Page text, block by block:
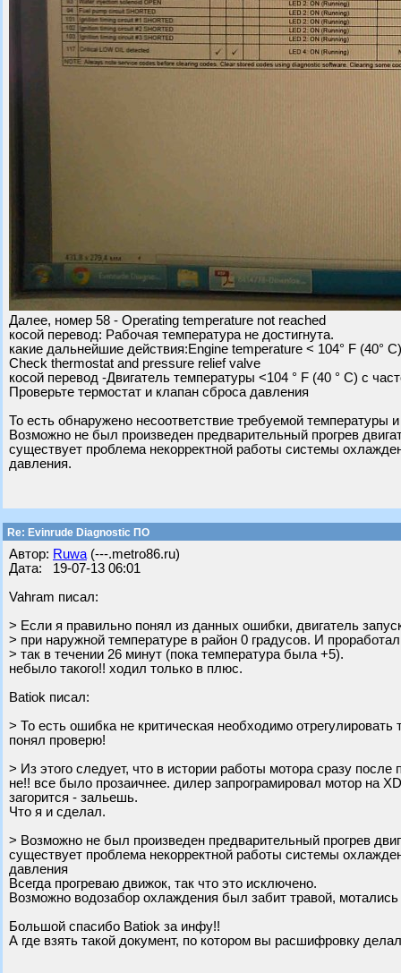
Далее, номер 58 - Operating temperature not reached
косой перевод: Рабочая температура не достигнута.
какие дальнейшие действия:Engine temperature < 104° F (40°
Check thermostat and pressure relief valve
косой перевод -Двигатель температуры <104 ° F (40 ° C) с
Проверьте термостат и клапан сброса давления
То есть обнаружено несоответствие требуемой
Возможно не был произведен предварительный прогрев
существует проблема некорректной работы системы
давления.
Re: Evinrude Diagnostic ПО
Автор: Ruwa (---.metro86.ru)
Дата: 19-07-13 06:01
Vahram писал:
> Если я правильно понял из данных ошибки, двигатель
> при наружной температуре в район 0 градусов. И
> так в течении 26 минут (пока температура была +5).
небыло такого!! ходил только в плюс.
Batiok писал:
> То есть ошибка не критическая необходимо отрегулировать
понял проверю!
> Из этого следует, что в истории работы мотора сразу
не!! все было прозаичнее. дилер запрограмировал мотор на
загорится - зальешь.
Что я и сделал.
> Возможно не был произведен предварительный прогрев
существует проблема некорректной работы системы
давления
Всегда прогреваю движок, так что это исключено.
Возможно водозабор охлаждения был забит травой,
Большой спасибо Batiok за инфу!!
А где взять такой документ, по котором вы расшифровку